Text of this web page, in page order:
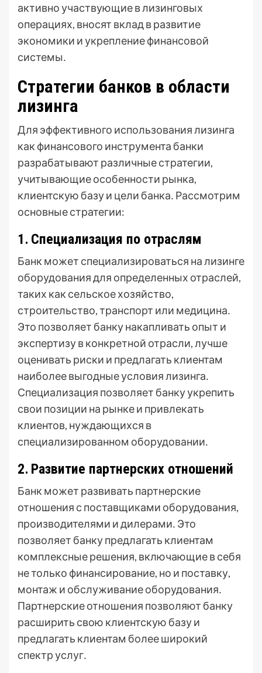
активно участвующие в лизинговых
операциях, вносят вклад в развитие
экономики и укрепление финансовой
системы․
Стратегии банков в области
лизинга
Для эффективного использования лизинга
как финансового инструмента банки
разрабатывают различные стратегии,
учитывающие особенности рынка,
клиентскую базу и цели банка․ Рассмотрим
основные стратегии:
1․ Специализация по отраслям
Банк может специализироваться на лизинге
оборудования для определенных отраслей,
таких как сельское хозяйство,
строительство, транспорт или медицина․
Это позволяет банку накапливать опыт и
экспертизу в конкретной отрасли, лучше
оценивать риски и предлагать клиентам
наиболее выгодные условия лизинга․
Специализация позволяет банку укрепить
свои позиции на рынке и привлекать
клиентов, нуждающихся в
специализированном оборудовании․
2․ Развитие партнерских отношений
Банк может развивать партнерские
отношения с поставщиками оборудования,
производителями и дилерами․ Это
позволяет банку предлагать клиентам
комплексные решения, включающие в себя
не только финансирование, но и поставку,
монтаж и обслуживание оборудования․
Партнерские отношения позволяют банку
расширить свою клиентскую базу и
предлагать клиентам более широкий
спектр услуг․